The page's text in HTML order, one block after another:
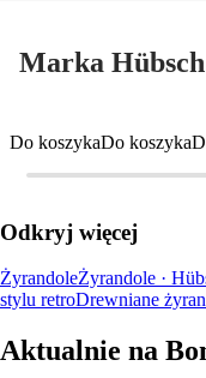
Marka Hübsch
Do koszykaDo koszyka
Odkryj więcej
ŻyrandoleŻyrandole ·
stylu retroDrewniane
Aktualnie na